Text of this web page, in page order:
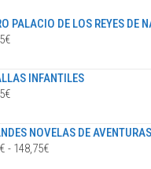
página
PALACIO DE LOS REYES DE
€
INFANTILES
€
NOVELAS DE AVENTURAS
€ - 148,75€